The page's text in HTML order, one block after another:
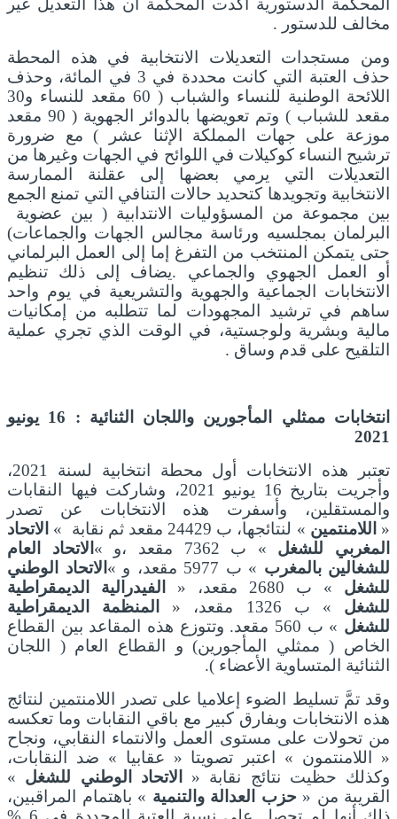
المحكمة الدستورية أكدت المحكمة أن هذا التعديل غير
مخالف للدستور .
ومن مستجدات التعديلات الانتخابية في هذه المحطة
حذف العتبة التي كانت محددة في 3 في المائة، وحذف
اللائحة الوطنية للنساء والشباب ( 60 مقعد للنساء و30
مقعد للشباب ) وتم تعويضها بالدوائر الجهوية ( 90 مقعد
موزعة على جهات المملكة الإثنا عشر ) مع ضرورة
ترشيح النساء كوكيلات في اللوائح في الجهات وغيرها من
التعديلات التي يرمي بعضها إلى عقلنة الممارسة
الانتخابية وتجويدها كتحديد حالات التنافي التي تمنع الجمع
بين مجموعة من المسؤوليات الانتدابية ( بين عضوية
البرلمان بمجلسيه ورئاسة مجالس الجهات والجماعات)
حتى يتمكن المنتخب من التفرغ إما إلى العمل البرلماني
أو العمل الجهوي والجماعي .يضاف إلى ذلك تنظيم
الانتخابات الجماعية والجهوية والتشريعية في يوم واحد
ساهم في ترشيد المجهودات لما تتطلبه من إمكانيات
مالية وبشرية ولوجستية، في الوقت الذي تجري عملية
التلقيح على قدم وساق .
انتخابات ممثلي المأجورين واللجان الثنائية : 16 يونيو
2021
تعتبر هذه الانتخابات أول محطة انتخابية لسنة 2021،
وأجريت بتاريخ 16 يونيو 2021، وشاركت فيها النقابات
والمستقلين، وأسفرت هذه الانتخابات عن تصدر
« اللامنتمين » لنتائجها، ب 24429 مقعد ثم نقابة »
الاتحاد
المغربي للشغل » ب 7362 مقعد ،و »
الاتحاد العام
للشغالين بالمغرب » ب 5977 مقعد، و »
الاتحاد الوطني
للشغل » ب 2680 مقعد، «
الفيدرالية الديمقراطية
للشغل » ب 1326 مقعد، «
المنظمة الديمقراطية
للشغل
» ب 560 مقعد. وتتوزع هذه المقاعد بين القطاع
الخاص ( ممثلي المأجورين) و القطاع العام ( اللجان
الثنائية المتساوية الأعضاء ).
وقد تمَّ تسليط الضوء إعلاميا على تصدر اللامنتمين لنتائج
هذه الانتخابات وبفارق كبير مع باقي النقابات وما تعكسه
من تحولات على مستوى العمل والانتماء النقابي، ونجاح
« اللامنتمون » اعتبر تصويتا « عقابيا » ضد النقابات،
وكذلك حظيت نتائج نقابة «
الاتحاد الوطني للشغل »
القريبة من « حزب العدالة والتنمية » باهتمام المراقبين،